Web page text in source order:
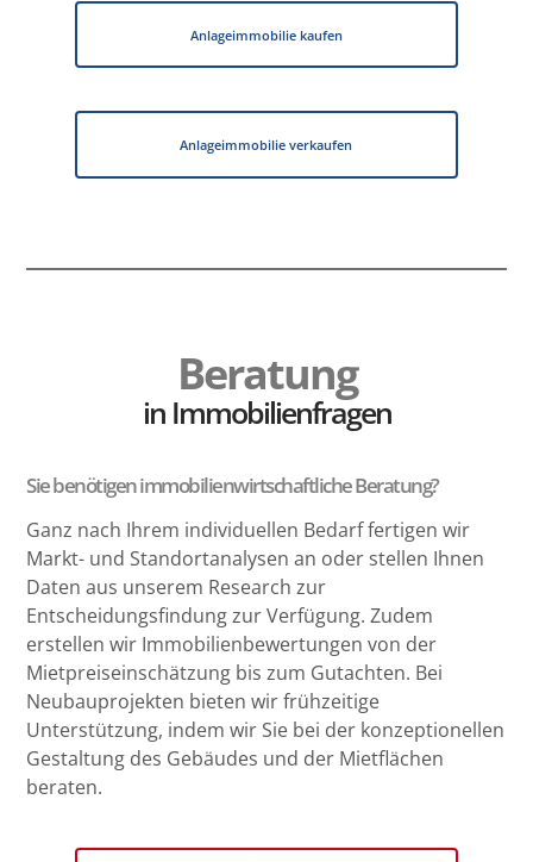
Anlageimmobilie kaufen
Anlageimmobilie verkaufen
Beratung
in Immobilienfragen
Sie benötigen immobilienwirtschaftliche Beratung?
Ganz nach Ihrem individuellen Bedarf fertigen wir
Markt- und Standortanalysen an oder stellen Ihnen
Daten aus unserem Research zur
Entscheidungsfindung zur Verfügung. Zudem
erstellen wir Immobilienbewertungen von der
Mietpreiseinschätzung bis zum Gutachten. Bei
Neubauprojekten bieten wir frühzeitige
Unterstützung, indem wir Sie bei der konzeptionellen
Gestaltung des Gebäudes und der Mietflächen
beraten.